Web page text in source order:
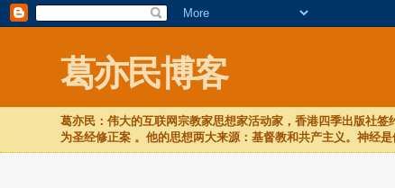
葛亦民博客
葛亦民：伟大的互联网宗教家思想家活动家，香港四季出版社
为圣经修正案 。他的思想两大来源：基督教和共产主义。神经